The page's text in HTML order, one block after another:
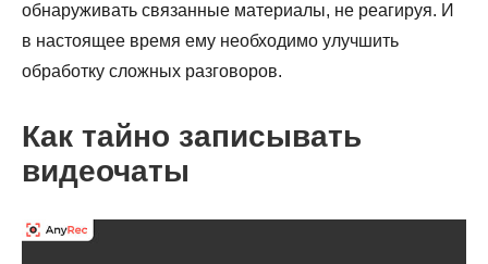
обнаруживать связанные материалы, не реагируя. И
в настоящее время ему необходимо улучшить
обработку сложных разговоров.
Как тайно записывать
видеочаты